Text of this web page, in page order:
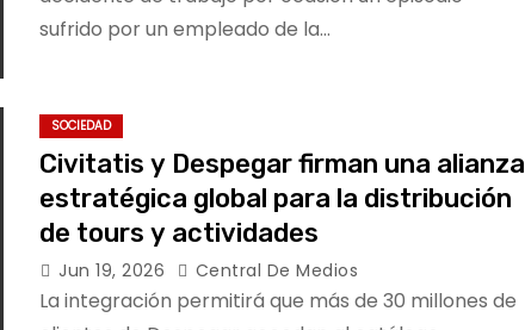
sufrido por un empleado de la…
SOCIEDAD
Civitatis y Despegar firman una alianza
estratégica global para la distribución
de tours y actividades
Jun 19, 2026 Central De Medios
La integración permitirá que más de 30 millones de